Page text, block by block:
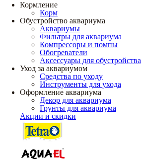
Кормление
Корм
Обустройство аквариума
Аквариумы
Фильтры для аквариума
Компрессоры и помпы
Обогреватели
Аксессуары для обустройства
Уход за аквариумом
Средства по уходу
Инструменты для ухода
Оформление аквариума
Декор для аквариума
Грунты для аквариума
Акции и скидки